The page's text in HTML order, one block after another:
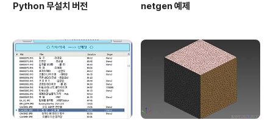
Python 무설치 버전 netgen 예제